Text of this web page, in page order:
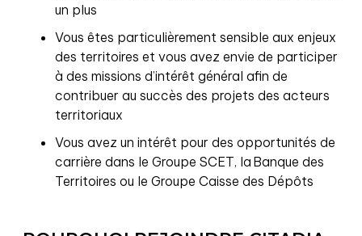
un plus
Vous êtes particulièrement sensible aux enjeux
des territoires et vous avez envie de participer
à des missions d’intérêt général afin de
contribuer au succès des projets des acteurs
territoriaux
Vous avez un intérêt pour des opportunités de
carrière dans le Groupe SCET, la Banque des
Territoires ou le Groupe Caisse des Dépôts